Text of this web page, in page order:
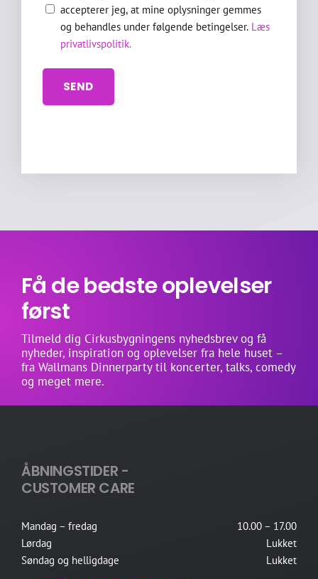
accepterer jeg, at mine oplysninger gemmes
og behandles under følgende betingelser. Læs
privatlivspolitik.
SEND
Få de bedste oplevelser
først
Tilmeld dig Cirkusbygningens nyhedsbrev og få
nyheder, inspiration og oplevelser fra hele huset –
fra Wallmans Dinnerparty til koncerter, talks, comedy
og meget mere.
ÅBNINGSTIDER -
CUSTOMER CARE
Mandag – fredag
10.00 – 17.00
Lørdag
Lukket
Søndag og helligdage
Lukket